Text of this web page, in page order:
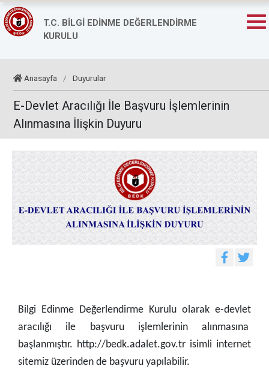
T.C. BİLGİ EDİNME DEĞERLENDİRME
KURULU
Anasayfa / Duyurular
E-Devlet Aracılığı İle Başvuru İşlemlerinin
Alınmasına İlişkin Duyuru
Bilgi Edinme Değerlendirme Kurulu olarak e-devlet
aracılığı ile başvuru işlemlerinin alınmasına
başlanmıştır. http://bedk.adalet.gov.tr isimli internet
sitemiz üzerinden de başvuru yapılabilir.